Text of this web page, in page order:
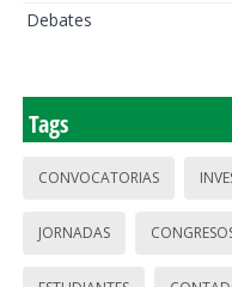
Debates
Tags
CONVOCATORIAS
JORNADAS